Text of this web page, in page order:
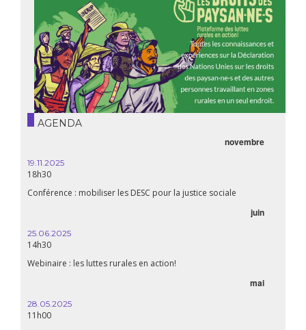
AGENDA
novembre
19.11.2025
18h30
Conférence : mobiliser les DESC pour la justice sociale
juin
25.06.2025
14h30
Webinaire : les luttes rurales en action!
mai
28.05.2025
11h00